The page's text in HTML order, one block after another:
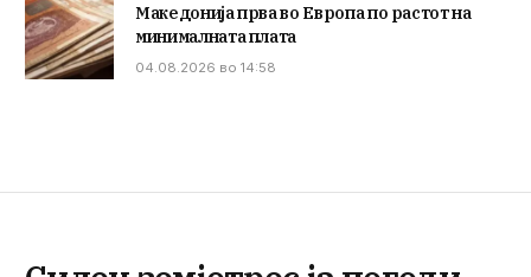
Македонија прва во Европа по растот на
минималната плата
04.08.2026 во 14:58